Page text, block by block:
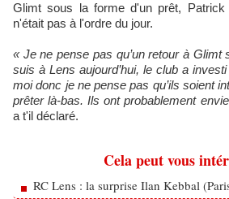
Glimt sous la forme d'un prêt,
n'était pas à l'ordre du jour.
« Je ne pense pas qu’un retour à Glimt
suis à Lens aujourd’hui, le club a
moi donc je ne pense pas qu’ils soient
prêter là-bas. Ils ont probablement
a t'il déclaré.
Cela peut vous
RC Lens : la surprise Ilan Kebbal